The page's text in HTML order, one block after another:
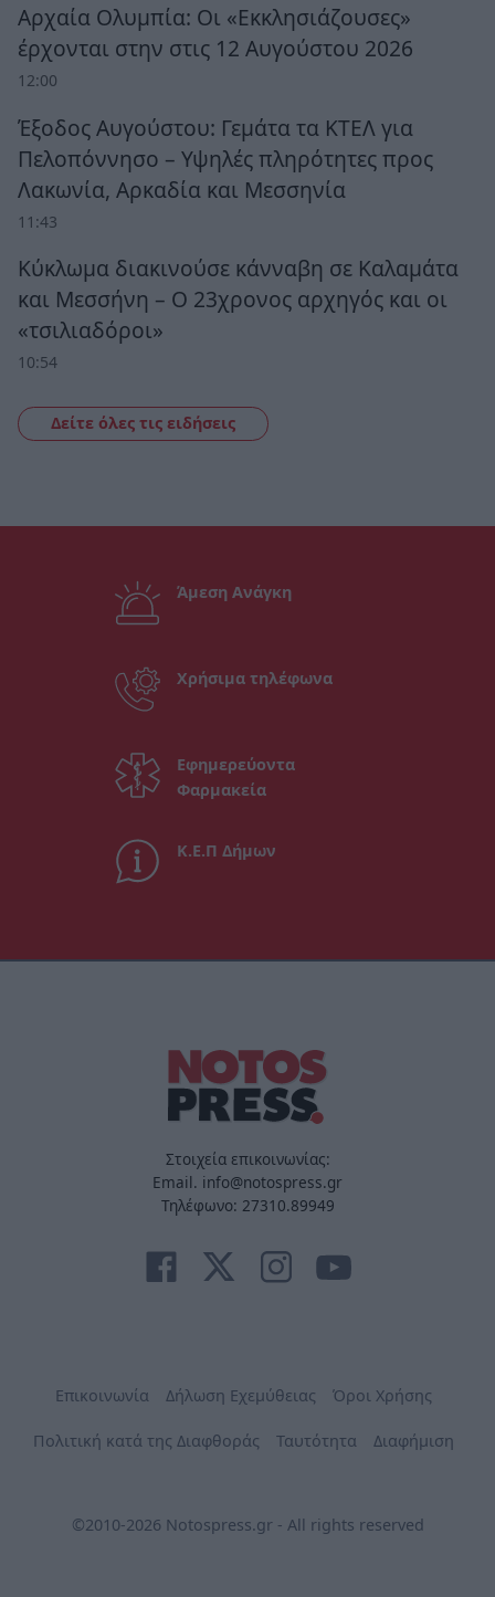
Αρχαία Ολυμπία: Οι «Εκκλησιάζουσες»
έρχονται στην στις 12 Αυγούστου 2026
12:00
Έξοδος Αυγούστου: Γεμάτα τα ΚΤΕΛ για
Πελοπόννησο – Υψηλές πληρότητες προς
Λακωνία, Αρκαδία και Μεσσηνία
11:43
Κύκλωμα διακινούσε κάνναβη σε Καλαμάτα
και Μεσσήνη – Ο 23χρονος αρχηγός και οι
«τσιλιαδόροι»
10:54
Δείτε όλες τις ειδήσεις
Άμεση Ανάγκη
Χρήσιμα τηλέφωνα
Εφημερεύοντα
Φαρμακεία
Κ.Ε.Π Δήμων
Στοιχεία επικοινωνίας:
Email. info@notospress.gr
Τηλέφωνο: 27310.89949
Επικοινωνία Δήλωση Εχεμύθειας Όροι Χρήσης
Πολιτική κατά της Διαφθοράς Ταυτότητα Διαφήμιση
©2010-2026 Notospress.gr - All rights reserved